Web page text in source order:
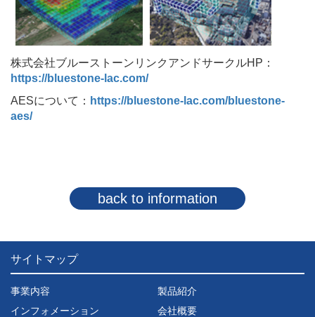
株式会社ブルーストーンリンクアンドサークルHP：
https://bluestone-lac.com/
AESについて： https://bluestone-lac.com/bluestone-
aes/
back to information
サイトマップ
事業内容
製品紹介
インフォメーション
会社概要